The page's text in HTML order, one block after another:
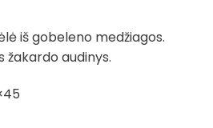
iš gobeleno medžiagos.
audinys.